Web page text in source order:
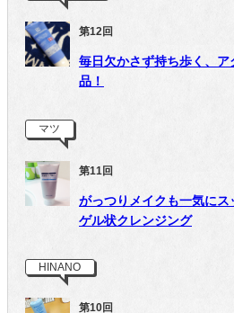
第12回
毎日欠かさず持ち歩く、
品！
マツ
第11回
がっつりメイクも一気に
ゲル状クレンジング
HINANO
第10回